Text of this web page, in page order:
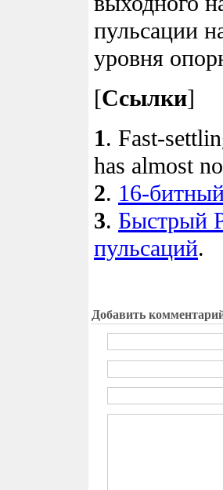
пульсации
уровня
[Ссылки]
1. Fast-
has almost
2. 16-
3. Быстрый
пульсаций.
Добавить